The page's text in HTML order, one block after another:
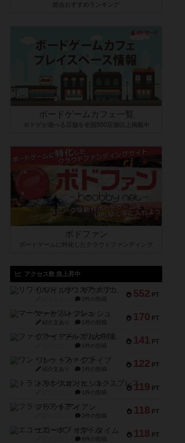
総合おすすめランキング
ボードゲームカフェ一覧
ボドゲが遊べる店舗を全国500店舗以上掲載中
ボドファン
ボードゲームに特化したクラウドファンディング
アクセス数 急上昇中
552 PT
リワイルド：サウスアメリカ
2件の投稿
170 PT
マーケットフレッシュ
紹介文あり 1件の投稿
141 PT
ファイアー・ブルズ / 火牛陣
1件の投稿
122 PT
ワン・トゥ・ファイブ
紹介文あり 1件の投稿
119 PT
トランスオリエント・エクスプレス
1件の投稿
118 PT
フラットアイアン
2件の投稿
118 PT
エコーズ・オブ・タイム
8件の投稿